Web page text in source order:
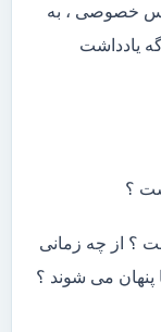
خصوصی ، به
یادداشت
؟
؟ از چه زمانی
پنهان می شوند ؟